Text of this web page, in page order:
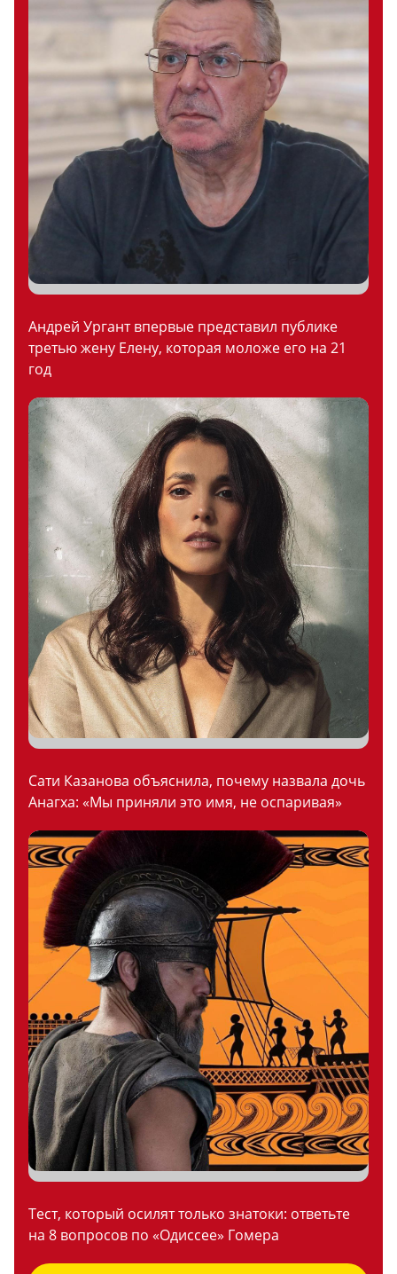
Андрей Ургант впервые представил публике
третью жену Елену, которая моложе его на 21
год
Сати Казанова объяснила, почему назвала дочь
Анагха: «Мы приняли это имя, не оспаривая»
Тест, который осилят только знатоки: ответьте
на 8 вопросов по «Одиссее» Гомера